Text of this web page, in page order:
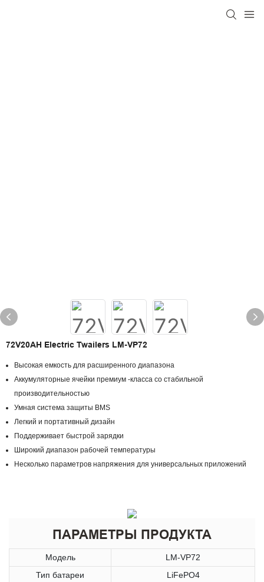
72V20AH Electric Twailers LM-VP72
Высокая емкость для расширенного диапазона
Аккумуляторные ячейки премиум -класса со стабильной
производительностью
Умная система защиты BMS
Легкий и портативный дизайн
Поддерживает быстрой зарядки
Широкий диапазон рабочей температуры
Несколько параметров напряжения для универсальных приложений
ПАРАМЕТРЫ ПРОДУКТА
Модель
LM-VP72
Тип батареи
LiFePO4